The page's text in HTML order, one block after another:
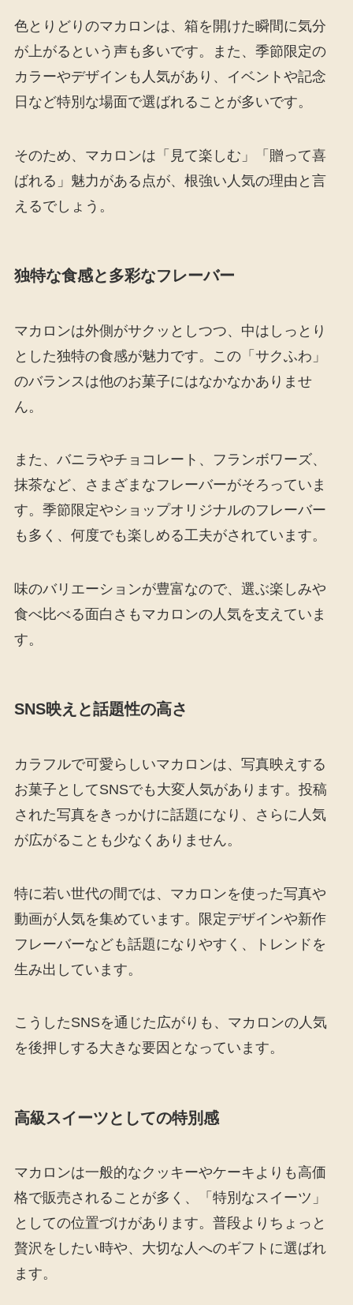
色とりどりのマカロンは、箱を開けた瞬間に気分
が上がるという声も多いです。また、季節限定の
カラーやデザインも人気があり、イベントや記念
日など特別な場面で選ばれることが多いです。
そのため、マカロンは「見て楽しむ」「贈って喜
ばれる」魅力がある点が、根強い人気の理由と言
えるでしょう。
独特な食感と多彩なフレーバー
マカロンは外側がサクッとしつつ、中はしっとり
とした独特の食感が魅力です。この「サクふわ」
のバランスは他のお菓子にはなかなかありませ
ん。
また、バニラやチョコレート、フランボワーズ、
抹茶など、さまざまなフレーバーがそろっていま
す。季節限定やショップオリジナルのフレーバー
も多く、何度でも楽しめる工夫がされています。
味のバリエーションが豊富なので、選ぶ楽しみや
食べ比べる面白さもマカロンの人気を支えていま
す。
SNS映えと話題性の高さ
カラフルで可愛らしいマカロンは、写真映えする
お菓子としてSNSでも大変人気があります。投稿
された写真をきっかけに話題になり、さらに人気
が広がることも少なくありません。
特に若い世代の間では、マカロンを使った写真や
動画が人気を集めています。限定デザインや新作
フレーバーなども話題になりやすく、トレンドを
生み出しています。
こうしたSNSを通じた広がりも、マカロンの人気
を後押しする大きな要因となっています。
高級スイーツとしての特別感
マカロンは一般的なクッキーやケーキよりも高価
格で販売されることが多く、「特別なスイーツ」
としての位置づけがあります。普段よりちょっと
贅沢をしたい時や、大切な人へのギフトに選ばれ
ます。